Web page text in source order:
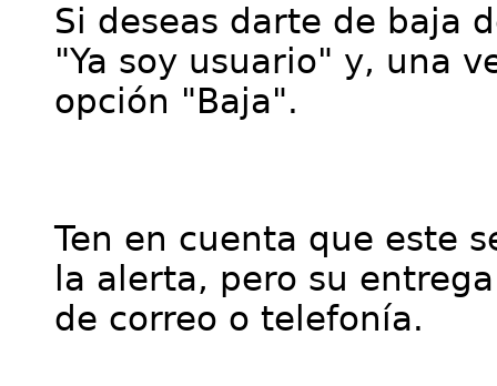
Si deseas darte de baja
"Ya soy usuario" y, una
opción "Baja".
Ten en cuenta que este
la alerta, pero su
de correo o telefonía.